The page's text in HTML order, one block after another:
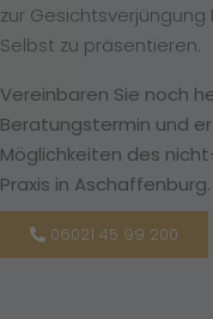
zur
Selbst zu präsentieren.
Vereinbaren Sie noch
Beratungstermin und
Möglichkeiten des
Praxis in Aschaffenburg.
06021 45 99 200